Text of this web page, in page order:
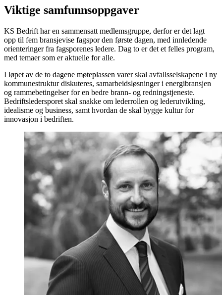
Viktige samfunnsoppgaver
KS Bedrift har en sammensatt medlemsgruppe, derfor er det lagt
opp til fem bransjevise fagspor den første dagen, med innledende
orienteringer fra fagsporenes ledere. Dag to er det et felles program,
med temaer som er aktuelle for alle.
I løpet av de to dagene møteplassen varer skal avfallsselskapene i ny
kommunestruktur diskuteres, samarbeidsløsninger i energibransjen
og rammebetingelser for en bedre brann- og redningstjeneste.
Bedriftsledersporet skal snakke om lederrollen og lederutvikling,
idealisme og business, samt hvordan de skal bygge kultur for
innovasjon i bedriften.